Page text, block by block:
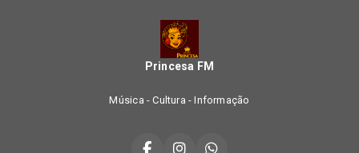
Princesa FM
Música - Cultura - Informação